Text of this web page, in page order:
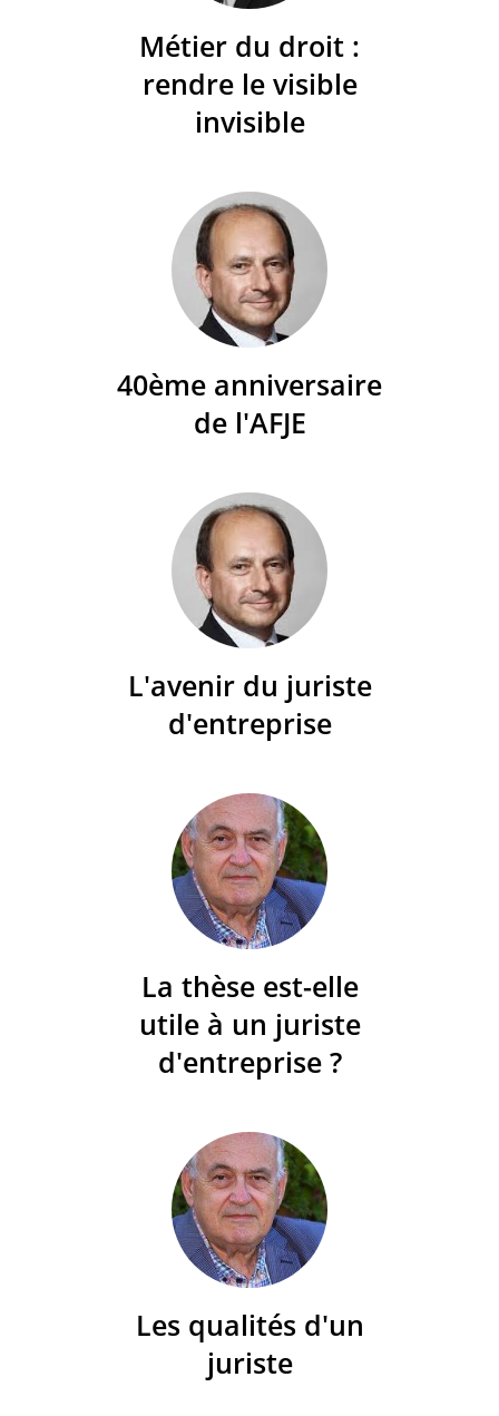
Métier du droit :
rendre le visible
invisible
40ème anniversaire
de l'AFJE
L'avenir du juriste
d'entreprise
La thèse est-elle
utile à un juriste
d'entreprise ?
Les qualités d'un
juriste